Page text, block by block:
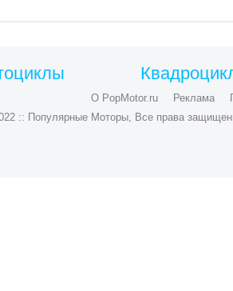
О PopMotor.ru Реклама
:: Популярные Моторы, Все права